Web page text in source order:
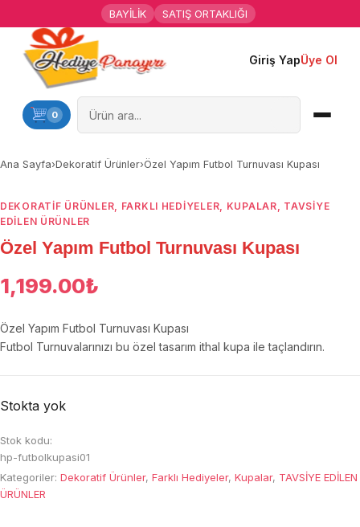
BAYİLİK SATIŞ ORTAKLIĞI
Giriş YapÜye Ol
0
Ana Sayfa
Kişiye Özel Hediyeler
Özel Günler
Farklı Hediyeler
Ana Sayfa›Dekoratif Ürünler›Özel Yapım Futbol Turnuvası Kupası
DEKORATIF ÜRÜNLER, FARKLI HEDIYELER, KUPALAR, TAVSİYE
EDİLEN ÜRÜNLER
Özel Yapım Futbol Turnuvası Kupası
1,199.00₺
Özel Yapım Futbol Turnuvası Kupası
Futbol Turnuvalarınızı bu özel tasarım ithal kupa ile taçlandırın.
Stokta yok
Stok kodu:
hp-futbolkupasi01
Kategoriler: Dekoratif Ürünler, Farklı Hediyeler, Kupalar, TAVSİYE EDİLEN
ÜRÜNLER